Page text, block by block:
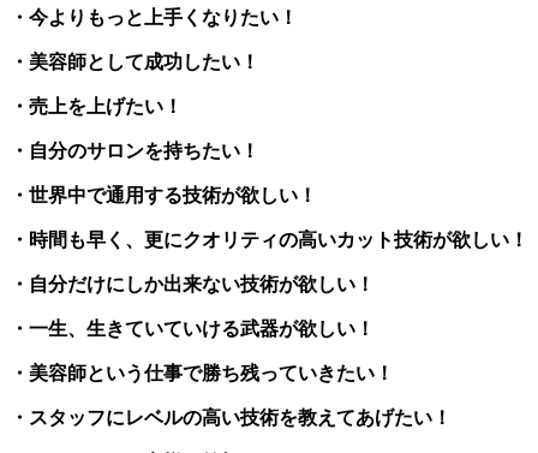
・今よりもっと上手くなりたい！
・美容師として成功したい！
・売上を上げたい！
・自分のサロンを持ちたい！
・世界中で通用する技術が欲しい！
・時間も早く、更にクオリティの高いカット技術が欲しい！
・自分だけにしか出来ない技術が欲しい！
・一生、生きていていける武器が欲しい！
・美容師という仕事で勝ち残っていきたい！
・スタッフにレベルの高い技術を教えてあげたい！